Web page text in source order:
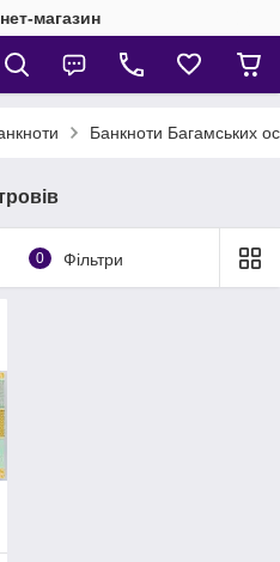
магазин
Банкноти Багамських
0 Фільтри